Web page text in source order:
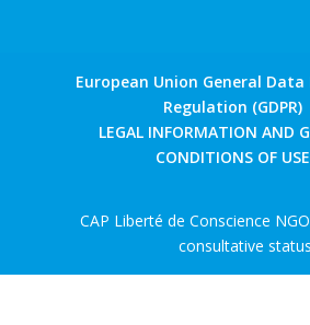
European Union General
Regulation (GDPR)
LEGAL INFORMATION AND
CONDITIONS OF USE
CAP Liberté de Conscience
consultative status